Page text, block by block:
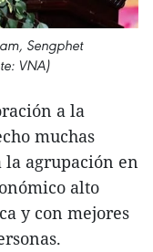
Sengphet
VNA)
a la
muchas
agrupación en
alto
y con mejores